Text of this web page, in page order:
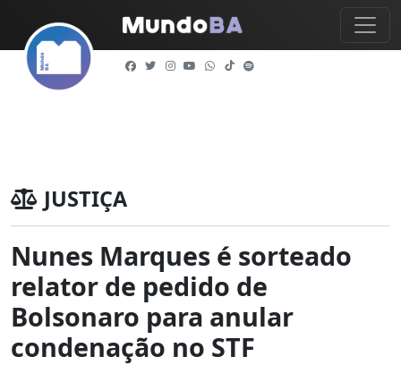
JUSTIÇA
Nunes Marques é sorteado
relator de pedido de
Bolsonaro para anular
condenação no STF